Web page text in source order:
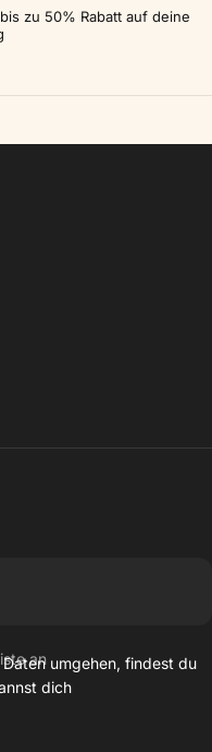
zu 50% Rabatt auf deine
an umgehen, findest du
dich